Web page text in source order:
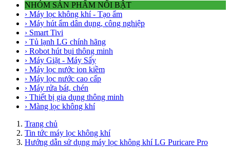
NHÓM SẢN PHẨM NỔI BẬT
› Máy lọc không khí - Tạo ẩm
› Máy hút ẩm dân dụng, công nghiệp
› Smart Tivi
› Tủ lạnh LG chính hãng
› Robot hút bụi thông minh
› Máy Giặt - Máy Sấy
› Máy lọc nước ion kiềm
› Máy lọc nước cao cấp
› Máy rửa bát, chén
› Thiết bị gia dụng thông minh
› Màng lọc không khí
Trang chủ
Tin tức máy lọc không khí
Hướng dẫn sử dụng máy lọc không khí LG Puricare Pro